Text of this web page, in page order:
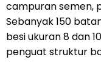
campuran semen,
Sebanyak 150
besi ukuran 8 dan
penguat struktur